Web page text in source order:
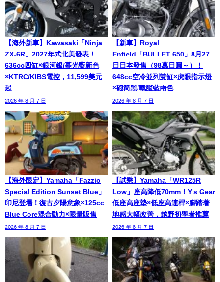
【海外新車】Kawasaki「Ninja
ZX-6R」2027年式北美發表！
636cc四缸×銀河銀/暮光藍新色
×KTRC/KIBS電控，11,599美元
起
2026 年 8 月 7 日
【新車】Royal
Enfield「BULLET 650」8月27
日日本發售（98萬日圓～）！
648cc空冷並列雙缸×虎眼指示燈
×砲筒黑/戰艦藍兩色
2026 年 8 月 7 日
【海外限定】Yamaha「Fazzio
Special Edition Sunset Blue」
印尼登場！復古夕陽意象×125cc
Blue Core混合動力×限量販售
2026 年 8 月 7 日
【試乘】Yamaha「WR125R
Low」座高降低70mm！Y’s Gear
低座高座墊×低座高連桿×腳踏著
地感大幅改善，越野初學者推薦
2026 年 8 月 7 日